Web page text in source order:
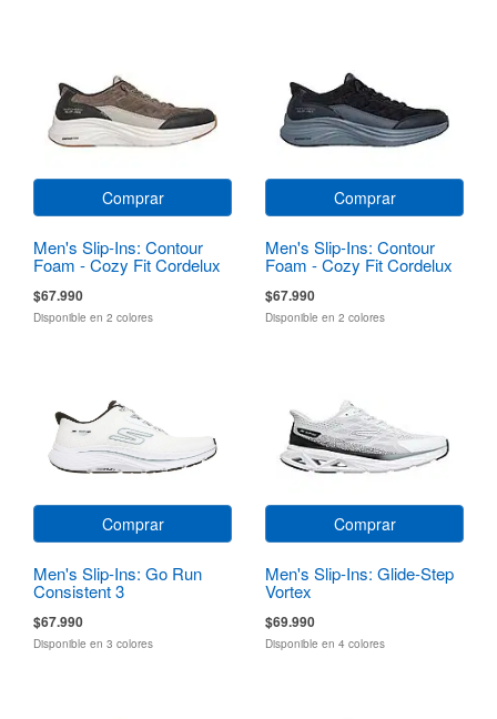
Comprar
Men's Slip-Ins: Contour
Foam - Cozy Fit Cordelux
$67.990
Disponible en 2 colores
Comprar
Men's Slip-Ins: Contour
Foam - Cozy Fit Cordelux
$67.990
Disponible en 2 colores
Comprar
Men's Slip-Ins: Go Run
Consistent 3
$67.990
Disponible en 3 colores
Comprar
Men's Slip-Ins: Glide-Step
Vortex
$69.990
Disponible en 4 colores